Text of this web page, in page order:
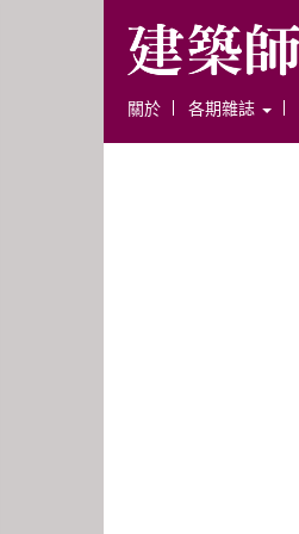
關於 各期雜誌